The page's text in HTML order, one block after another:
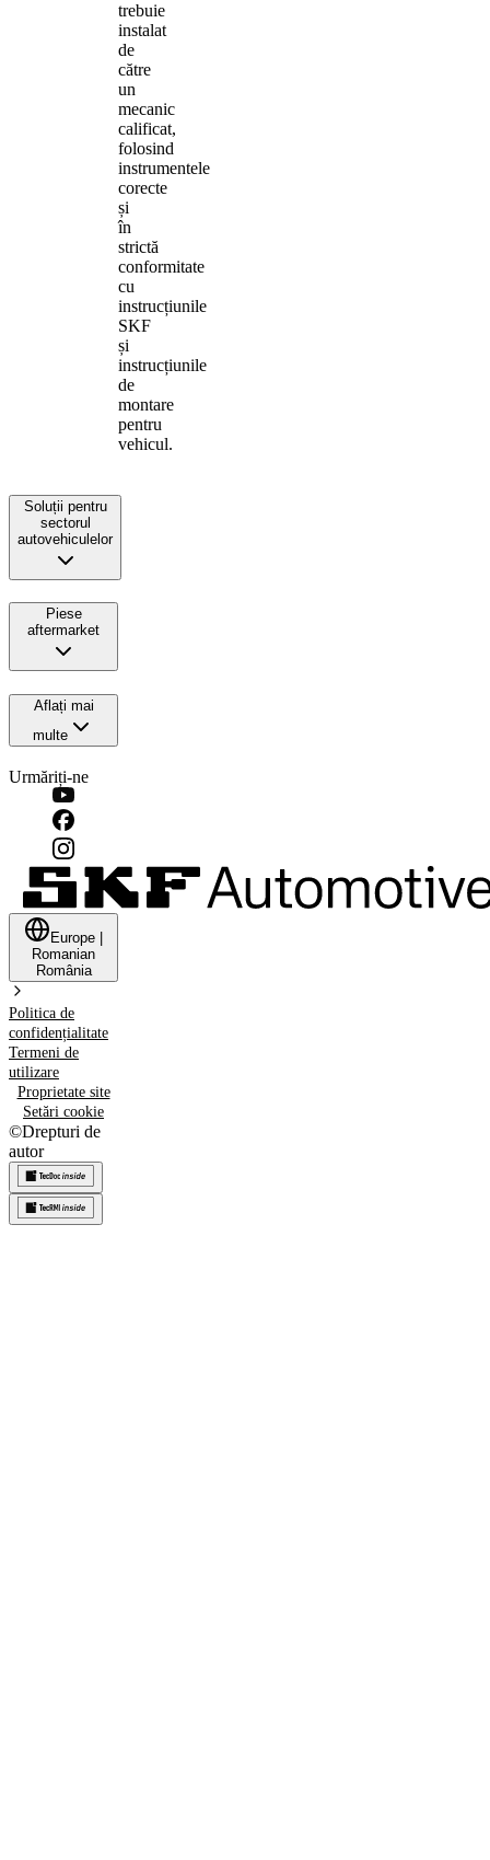
trebuie
instalat
de
către
un
mecanic
calificat,
folosind
instrumentele
corecte
și
în
strictă
conformitate
cu
instrucțiunile
SKF
și
instrucțiunile
de
montare
pentru
vehicul.
Soluții pentru
sectorul
autovehiculelor
Piese
aftermarket
Aflați mai
multe
Urmăriți-ne
Europe
Romanian
România
Politica de
confidențialitate
Termeni de
utilizare
Proprietate site
Setări cookie
©Drepturi de
autor